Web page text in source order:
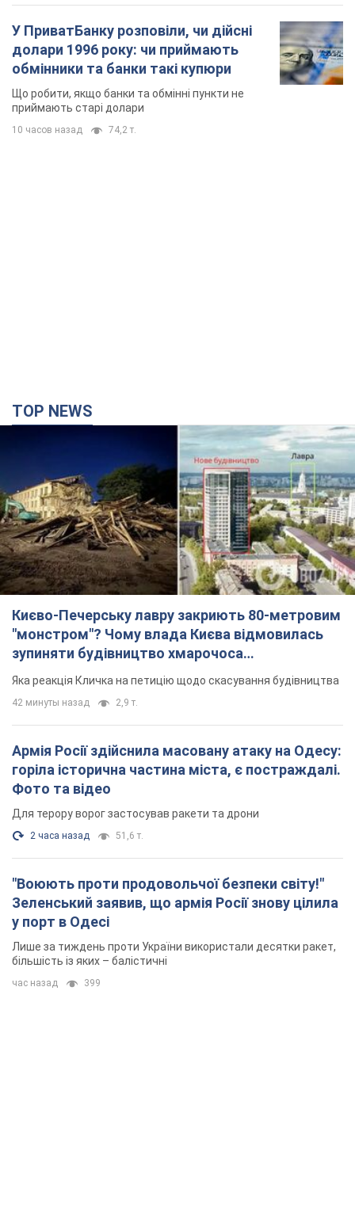
У ПриватБанку розповіли, чи дійсні
долари 1996 року: чи приймають
обмінники та банки такі купюри
Що робити, якщо банки та обмінні пункти не
приймають старі долари
10 часов назад 74,2 т.
TOP NEWS
Києво-Печерську лавру закриють 80-метровим
"монстром"? Чому влада Києва відмовилась
зупиняти будівництво хмарочоса
"московського вірянина"
Яка реакція Кличка на петицію щодо скасування будівництва
42 минуты назад 2,9 т.
Армія Росії здійснила масовану атаку на Одесу:
горіла історична частина міста, є постраждалі.
Фото та відео
Для терору ворог застосував ракети та дрони
2 часа назад 51,6 т.
"Воюють проти продовольчої безпеки світу!"
Зеленський заявив, що армія Росії знову цілила
у порт в Одесі
Лише за тиждень проти України використали десятки ракет,
більшість із яких – балістичні
час назад 399